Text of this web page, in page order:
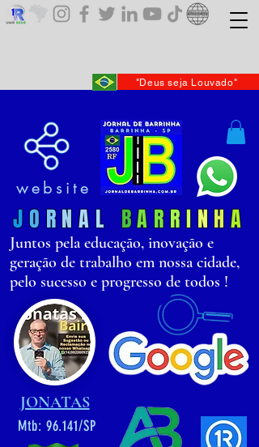
"Deus seja Louvado"
website
JO RNAL BARRI NHA
Juntos pela educação, inovação e
geração de trabalho em nossa cidade,
pelo sucesso e progresso de todos !
JONATAS
Mtb: 96.141/SP